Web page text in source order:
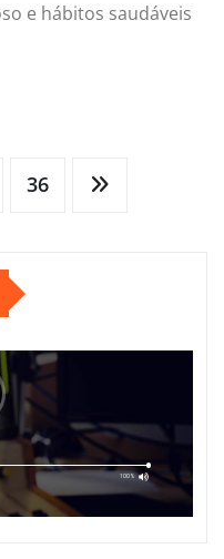
e hábitos saudáveis
36